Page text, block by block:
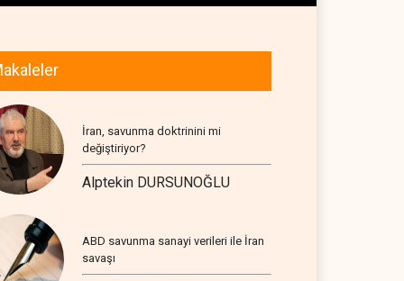
İran, savunma doktrinini mi
değiştiriyor?
Alptekin DURSUNOĞLU
ABD savunma sanayi verileri ile İran
savaşı